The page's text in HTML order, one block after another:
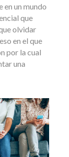
un mundo
que
olvidar
en el que
por la cual
una